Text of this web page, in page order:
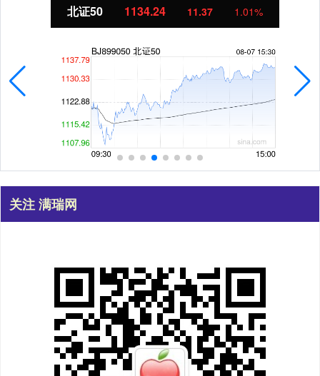
北证50 1134.24 11.37 1.01%
关注 满瑞网